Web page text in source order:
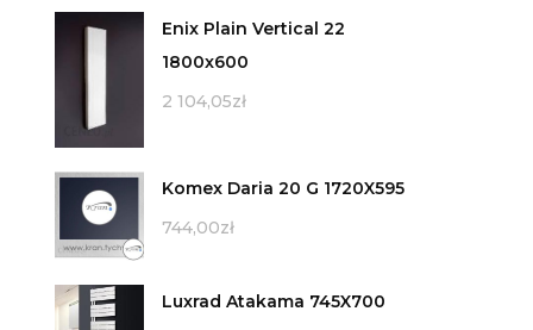
Enix Plain Vertical 22
1800x600
2 104,05zł
Komex Daria 20 G 1720X595
744,00zł
Luxrad Atakama 745X700